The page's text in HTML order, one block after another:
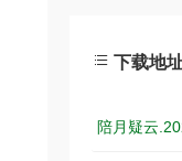
下载地
陪月疑云